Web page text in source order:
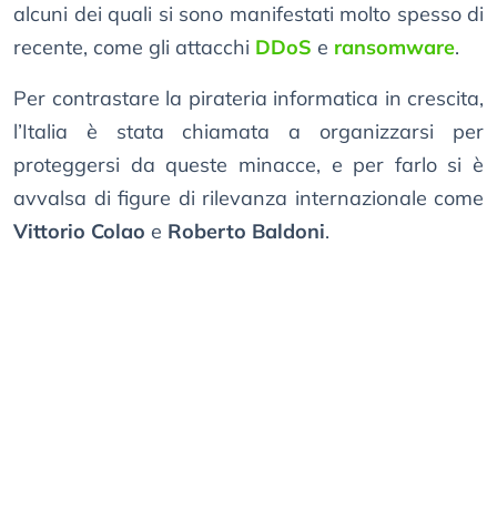
alcuni dei quali si sono manifestati molto spesso di
recente, come gli attacchi DDoS e ransomware.
Per contrastare la pirateria informatica in crescita,
l’Italia è stata chiamata a organizzarsi per
proteggersi da queste minacce, e per farlo si è
avvalsa di figure di rilevanza internazionale come
Vittorio Colao e Roberto Baldoni.